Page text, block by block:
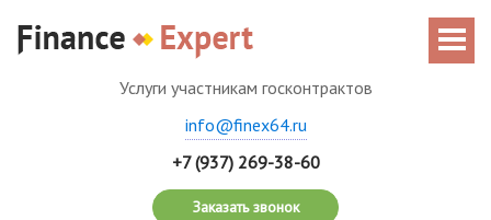
Услуги участникам госконтрактов
info@finex64.ru
+7 (937) 269-38-60
Заказать звонок